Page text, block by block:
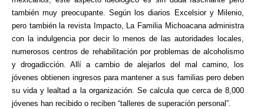
también muy preocupante. Según los diarios Excelsior y Milenio,
pero también la revista Impacto, La Familia Michoacana administra
con la indulgencia por decir lo menos de las autoridades locales,
numerosos centros de rehabilitación por problemas de alcoholismo
y drogadicción. Allí a cambio de alejarlos del mal camino, los
jóvenes obtienen ingresos para mantener a sus familias pero deben
su vida y lealtad a la organización. Se calcula que cerca de 8,000
jóvenes han recibido o reciben “talleres de superación personal”.